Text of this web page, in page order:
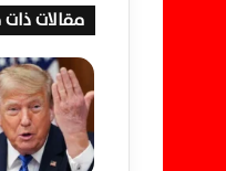
مقالات